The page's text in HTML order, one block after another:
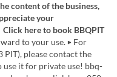
content of the business,
your
Click here to book BBQPIT
to your use. ▶ For
please contact the
use it for private use! bbq-